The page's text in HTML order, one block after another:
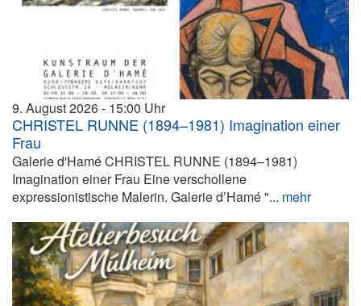
9. August 2026 15:00
CHRISTEL RUNNE (1894–1981) Imagination einer
Frau
Galerie d'Hamé CHRISTEL RUNNE (1894–1981)
Imagination einer Frau Eine verschollene
expressionistische Malerin. Galerie d’Hamé "... mehr